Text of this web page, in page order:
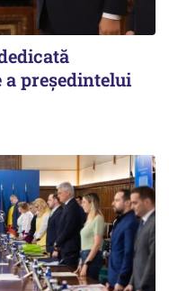
a președintelui